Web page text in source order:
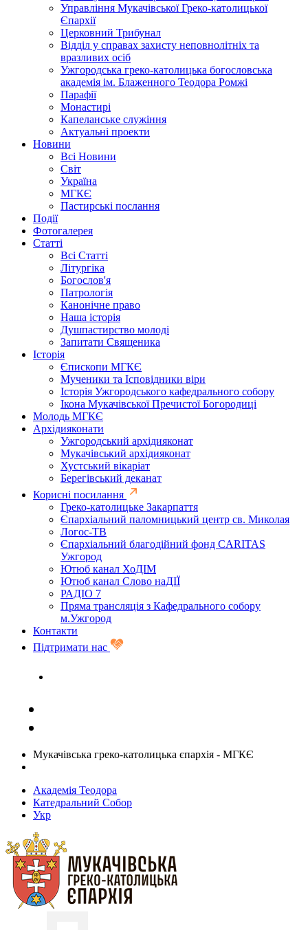
Управління Мукачівської Греко-католицької
Єпархії
Церковний Трибунал
Відділ у справах захисту неповнолітніх та
вразливих осіб
Ужгородська греко-католицька богословська
академія ім. Блаженного Теодора Ромжі
Парафії
Монастирі
Капеланське служіння
Актуальні проекти
Новини
Всі Новини
Світ
Україна
МГКЄ
Пастирські послання
Події
Фотогалерея
Статті
Всі Статті
Літургіка
Богослов'я
Патрологія
Канонічне право
Наша історія
Душпастирство молоді
Запитати Священика
Історія
Єпископи МГКЄ
Мученики та Ісповідники віри
Історія Ужгородського кафедрального собору
Ікона Мукачівської Пречистої Богородиці
Молодь МГКЄ
Архідияконати
Ужгородський архідияконат
Мукачівський архідияконат
Хустський вікаріат
Берегівський деканат
Корисні посилання
Греко-католицьке Закарпаття
Єпархіальний паломницький центр св. Миколая
Логос-ТВ
Єпархіальний благодійний фонд CARITAS
Ужгород
Ютюб канал ХоДІМ
Ютюб канал Слово наДІЇ
РАДІО 7
Пряма трансляція з Кафедрального собору
м.Ужгород
Контакти
Підтримати нас
Мукачівська греко-католицька єпархія - МГКЄ
Академія Теодора
Катедральний Собор
Укр